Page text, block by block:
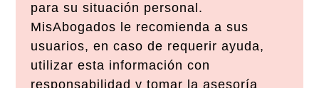
para su situación personal.
MisAbogados le recomienda a sus
usuarios, en caso de requerir ayuda,
utilizar esta información con
responsabilidad y tomar la asesoría